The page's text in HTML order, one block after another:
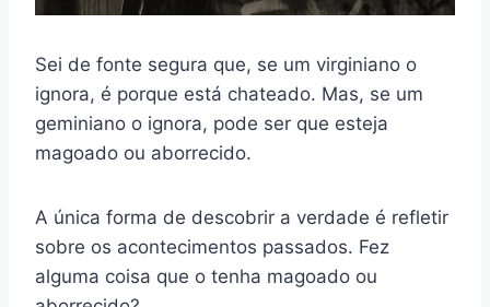
Sei de fonte segura que, se um virginiano o
ignora, é porque está chateado. Mas, se um
geminiano o ignora, pode ser que esteja
magoado ou aborrecido.
A única forma de descobrir a verdade é refletir
sobre os acontecimentos passados. Fez
alguma coisa que o tenha magoado ou